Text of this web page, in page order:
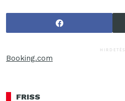
HIRDETÉS
Booking.com
FRISS